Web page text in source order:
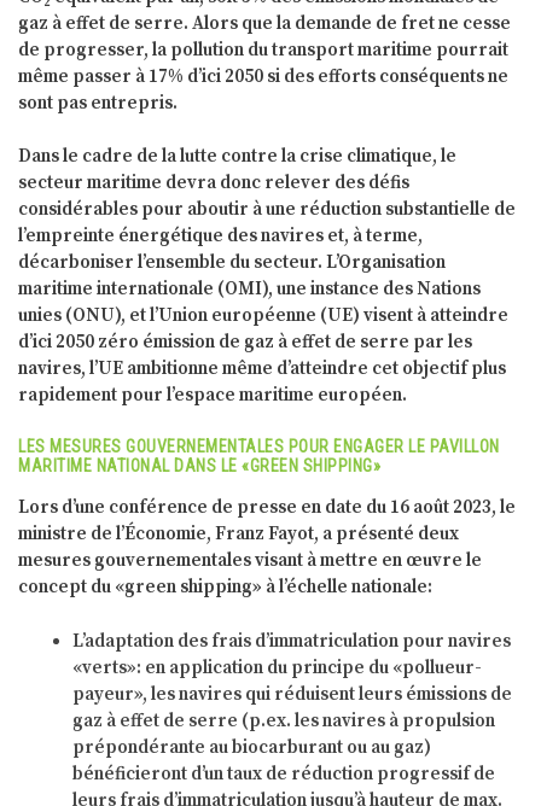
gaz à effet de serre. Alors que la demande de fret ne cesse
de progresser, la pollution du transport maritime pourrait
même passer à 17% d’ici 2050 si des efforts conséquents ne
sont pas entrepris.
Dans le cadre de la lutte contre la crise climatique, le
secteur maritime devra donc relever des défis
considérables pour aboutir à une réduction substantielle de
l’empreinte énergétique des navires et, à terme,
décarboniser l’ensemble du secteur. L’Organisation
maritime internationale (OMI), une instance des Nations
unies (ONU), et l’Union européenne (UE) visent à atteindre
d’ici 2050 zéro émission de gaz à effet de serre par les
navires, l’UE ambitionne même d’atteindre cet objectif plus
rapidement pour l’espace maritime européen.
LES MESURES GOUVERNEMENTALES POUR ENGAGER LE PAVILLON
MARITIME NATIONAL DANS LE «GREEN SHIPPING»
Lors d’une conférence de presse en date du 16 août 2023, le
ministre de l’Économie, Franz Fayot, a présenté deux
mesures gouvernementales visant à mettre en œuvre le
concept du «green shipping» à l’échelle nationale:
L’adaptation des frais d’immatriculation pour navires
«verts»: en application du principe du «pollueur-
payeur», les navires qui réduisent leurs émissions de
gaz à effet de serre (p.ex. les navires à propulsion
prépondérante au biocarburant ou au gaz)
bénéficieront d’un taux de réduction progressif de
leurs frais d’immatriculation jusqu’à hauteur de max.